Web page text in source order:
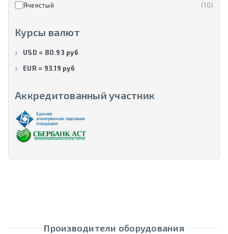
Ячеистый
(10)
Курсы валют
USD = 80.93 руб
EUR = 93.19 руб
Аккредитованный участник
Производители оборудования